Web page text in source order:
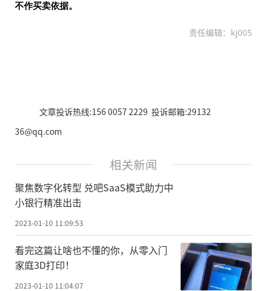
不作买卖依据。
责任编辑：kj005
文章投诉热线:156 0057 2229 投诉邮箱:29132
36@qq.com
相关新闻
聚焦数字化转型 兑吧SaaS模式助力中
小银行精准出击
2023-01-10 11:09:53
看完这篇让啥也不懂的你，从零入门
家庭3D打印！
2023-01-10 11:04:07